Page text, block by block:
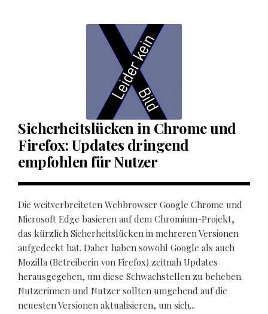
Sicherheitslücken in Chrome und
Firefox: Updates dringend
empfohlen für Nutzer
Die weitverbreiteten Webbrowser Google Chrome und
Microsoft Edge basieren auf dem Chromium-Projekt,
das kürzlich Sicherheitslücken in mehreren Versionen
aufgedeckt hat. Daher haben sowohl Google als auch
Mozilla (Betreiberin von Firefox) zeitnah Updates
herausgegeben, um diese Schwachstellen zu beheben.
Nutzerinnen und Nutzer sollten umgehend auf die
neuesten Versionen aktualisieren, um sich...